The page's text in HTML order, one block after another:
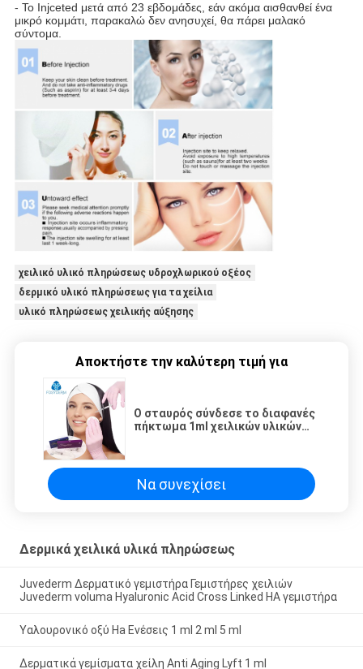
- Το Injceted μετά από 23 εβδομάδες, εάν ακόμα αισθανθεί ένα
μικρό κομμάτι, παρακαλώ δεν ανησυχεί, θα πάρει μαλακό
σύντομα.
χειλικό υλικό πληρώσεως υδροχλωρικού οξέος
δερμικό υλικό πληρώσεως για τα χείλια
υλικό πληρώσεως χειλικής αύξησης
Αποκτήστε την καλύτερη τιμή για
Ο σταυρός σύνδεσε το διαφανές
πήκτωμα 1ml χειλικών υλικών
Να συνεχίσει
Δερμικά χειλικά υλικά πληρώσεως
Juvederm Δερματικό γεμιστήρα Γεμιστήρες χειλιών
Juvederm voluma Hyaluronic Acid Cross Linked HA γεμιστήρα
Υαλουρονικό οξύ Ha Ενέσεις 1 ml 2 ml 5 ml
Δερματικά γεμίσματα χείλη Anti Aging Lyft 1 ml